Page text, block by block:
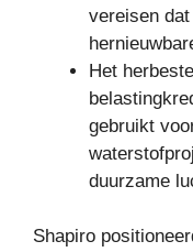
vereisen
Het
gebruikt
duurzame
Shapiro